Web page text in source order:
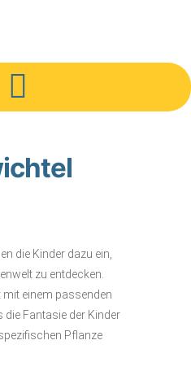
die Kinder dazu ein,
zu entdecken.
mit einem passenden
die Fantasie der Kinder
Pflanze